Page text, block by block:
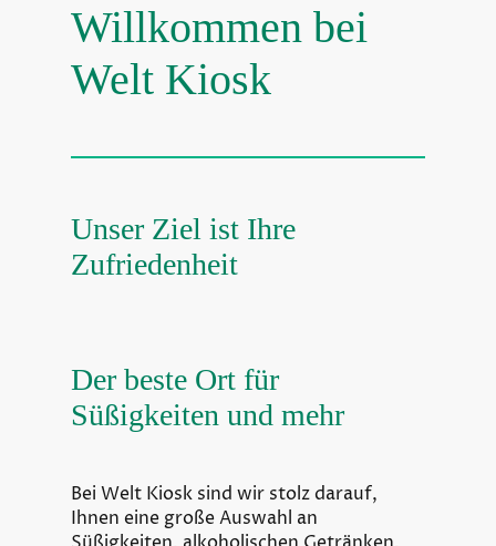
Willkommen bei
Welt Kiosk
Unser Ziel ist Ihre
Zufriedenheit
Der beste Ort für
Süßigkeiten und mehr
Bei Welt Kiosk sind wir stolz darauf,
Ihnen eine große Auswahl an